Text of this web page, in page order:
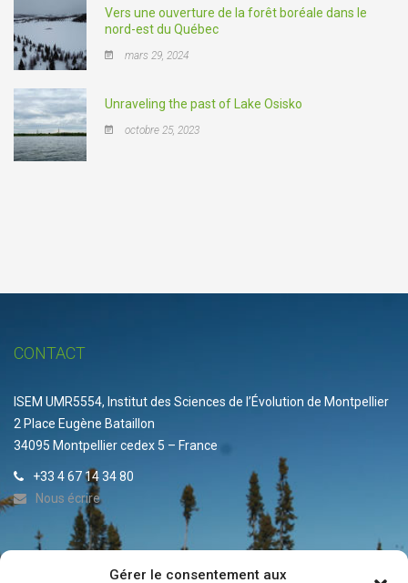
Gérer le consentement aux
Vers une ouverture de la forêt boréale dans le
nord-est du Québec
mars 29, 2024
Unraveling the past of Lake Osisko
octobre 25, 2023
CONTACT
ISEM UMR5554, Institut des Sciences de l’Évolution de Montpellier
2 Place Eugène Bataillon
34095 Montpellier cedex 5 – France
+33 4 67 14 34 80
Nous écrire
ACTUALITÉS DE L’IRP